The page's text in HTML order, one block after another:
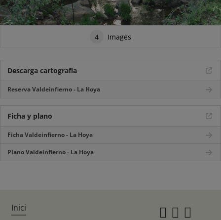
4 Images
Descarga cartografía
Reserva Valdeinfierno - La Hoya
Ficha y plano
Ficha Valdeinfierno - La Hoya
Plano Valdeinfierno - La Hoya
Inici